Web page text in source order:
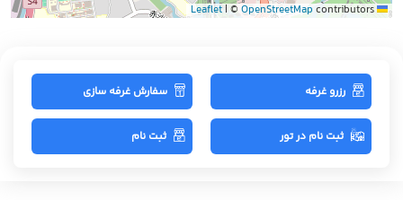
| © OpenStreetMap contributors
رزرو غرفه سفارش غرفه سازی
ثبت نام در تور ثبت نام